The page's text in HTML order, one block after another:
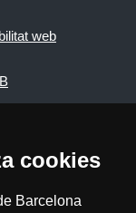
cookies
Barcelona
web
BY NC) -